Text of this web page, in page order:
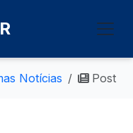
Notícias Post